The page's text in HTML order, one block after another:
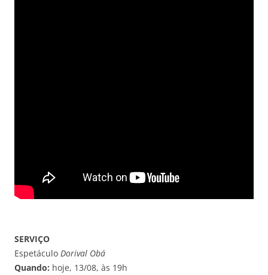
SERVIÇO
Espetáculo Dorival Obá
Quando: hoje, 13/08, às 19h